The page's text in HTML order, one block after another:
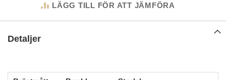
LÄGG TILL FÖR ATT JÄMFÖRA
Detaljer